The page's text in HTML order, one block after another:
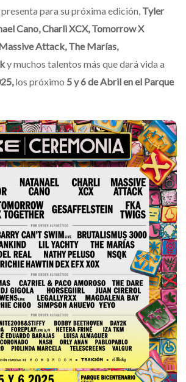
para su próxima edición, Tyler
Cano, Charli XCX, Tomorrow X
Attack, The Marías,
y muchos talentos más que dará vida a
los próximo 5 y 6 de Abril en el Parque